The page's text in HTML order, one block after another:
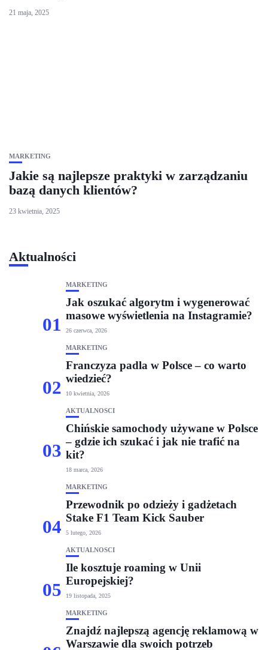
21 maja, 2025
MARKETING
Jakie są najlepsze praktyki w zarządzaniu
bazą danych klientów?
23 kwietnia, 2025
Aktualności
01
MARKETING
Jak oszukać algorytm i wygenerować
masowe wyświetlenia na Instagramie?
26 czerwca, 2026
02
MARKETING
Franczyza padla w Polsce – co warto
wiedzieć?
10 kwietnia, 2026
03
AKTUALNOŚCI
Chińskie samochody używane w Polsce
– gdzie ich szukać i jak nie trafić na
kit?
18 marca, 2026
04
MARKETING
Przewodnik po odzieży i gadżetach
Stake F1 Team Kick Sauber
5 lutego, 2026
05
AKTUALNOŚCI
Ile kosztuje roaming w Unii
Europejskiej?
19 listopada, 2025
MARKETING
Znajdź najlepszą agencję reklamową w
Warszawie dla swoich potrzeb